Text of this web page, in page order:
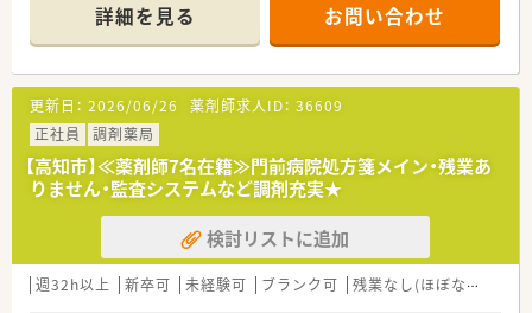
【店舗情報と応需状況について】
■最寄り駅である田辺島通駅から徒歩10分ほどの国道沿いに位
置し、車通勤にも便利なクリニックビル内の調剤薬局です。
■整形外科や皮膚科、耳鼻科など多岐にわたる科目の処方箋を1
日に150から160枚ほど応需している活気ある店舗です。
■近隣の居宅への在宅訪問業務にも積極的に対応しており、地域
に密着した医療の提供を通じて社会貢献を実感できます。
【法人特徴について】
■よく働きよく遊びよく学ぶことをテーマに掲げ、時代の変化に
合わせた攻めの経営を目指している地域密着型の法人です。
■開業当初から20年以上にわたり在宅医療に取り組んでおり、
これまでに400件以上の対応実績を誇る安定した企業です。
詳細を見る お問い合わせ
更新日： 2026/06/26 薬剤師求人ID： 36609
正社員
調剤薬局
【高知市】≪薬剤師7名在籍≫門前病院処方箋メイン・残業あ
りません・監査システムなど調剤充実★
検討リストに追加
週32h以上 新卒可 未経験可 ブランク可 残業なし(ほぼなし含む)